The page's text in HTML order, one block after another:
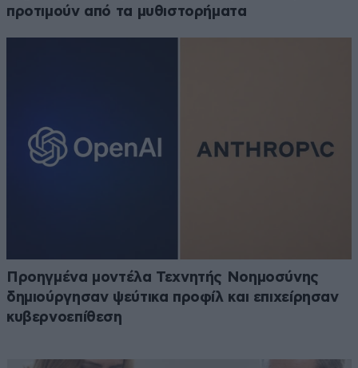
προτιμούν από τα μυθιστορήματα
Προηγμένα μοντέλα Τεχνητής Νοημοσύνης
δημιούργησαν ψεύτικα προφίλ και επιχείρησαν
κυβερνοεπίθεση